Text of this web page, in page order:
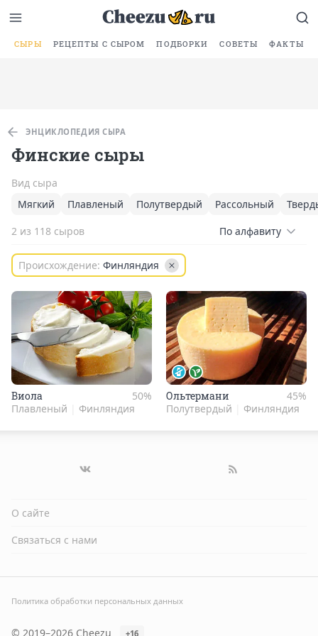
СЫРЫ РЕЦЕПТЫ С СЫРОМ ПОДБОРКИ СОВЕТЫ ФАКТЫ
ЭНЦИКЛОПЕДИЯ СЫРА
Финские сыры
Вид сыра
Мягкий
Плавленый Полутвердый Рассольный
2 из 118 сыров
По алфавиту
Происхождение: Финляндия
Ви­ола
50%
Плавленый
Финляндия
Оль­тер­ма­ни
45%
Полутвердый
Финляндия
О сайте
Связаться с нами
© 2019–2026 Cheezu +16
Политика обработки персональных данных